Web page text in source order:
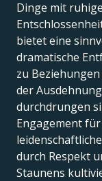
Dinge mit
bietet eine
dramatische
zu Beziehungen
der
durchdrungen
Engagement für
durch Respekt
Staunens